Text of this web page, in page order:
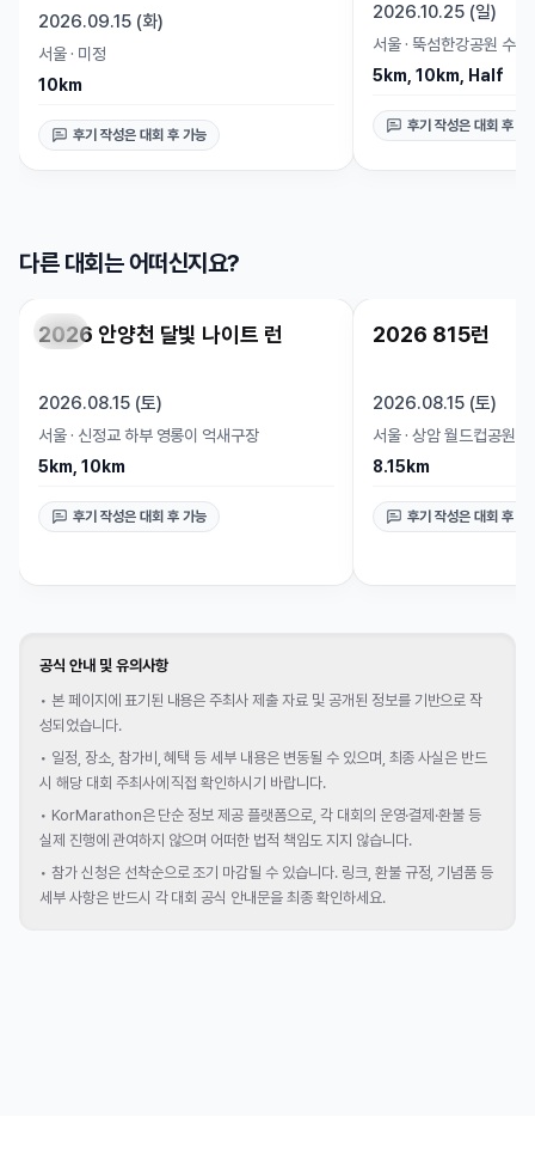
2026.09.15 (화)
서울· 미정
10km
후기 작성은 대회 후 가능
2026.10.25 (일)
서울· 뚝섬한강공원 수변
5km, 10km, Half
후기 작성은 대회 후 가
다른 대회는 어떠신지요?
마감
2026 안양천 달빛 나이트 런
2026.08.15 (토)
서울· 신정교 하부 영롱이 억새구장
5km, 10km
후기 작성은 대회 후 가능
마감
2026 815런
2026.08.15 (토)
서울· 상암 월드컵공원
8.15km
후기 작성은 대회 후 가
공식 안내 및 유의사항
• 본 페이지에 표기된 내용은 주최사 제출 자료 및 공개된 정보를 기반으로 작
성되었습니다.
• 일정, 장소, 참가비, 혜택 등 세부 내용은 변동될 수 있으며, 최종 사실은 반드
시 해당 대회 주최사에 직접 확인하시기 바랍니다.
• KorMarathon은 단순 정보 제공 플랫폼으로, 각 대회의 운영·결제·환불 등
실제 진행에 관여하지 않으며 어떠한 법적 책임도 지지 않습니다.
• 참가 신청은 선착순으로 조기 마감될 수 있습니다. 링크, 환불 규정, 기념품 등
세부 사항은 반드시 각 대회 공식 안내문을 최종 확인하세요.